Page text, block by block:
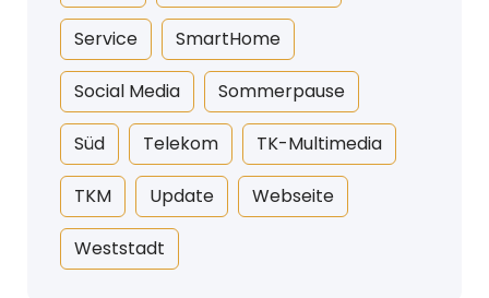
Service SmartHome
Social Media Sommerpause
Süd Telekom TK-Multimedia
TKM Update Webseite
Weststadt